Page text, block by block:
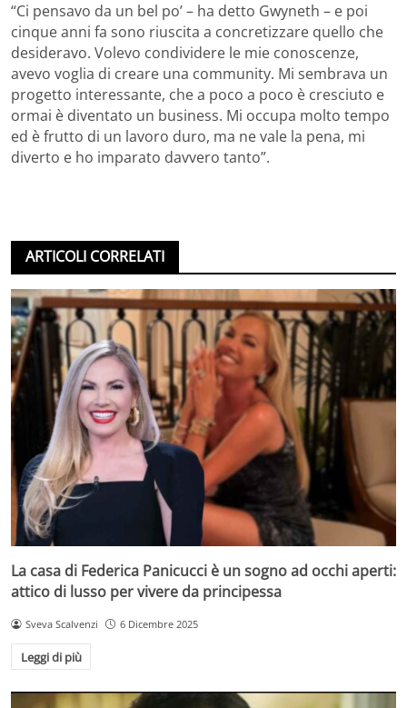
“Ci pensavo da un bel po’ – ha detto Gwyneth – e poi
cinque anni fa sono riuscita a concretizzare quello che
desideravo. Volevo condividere le mie conoscenze,
avevo voglia di creare una community. Mi sembrava un
progetto interessante, che a poco a poco è cresciuto e
ormai è diventato un business. Mi occupa molto tempo
ed è frutto di un lavoro duro, ma ne vale la pena, mi
diverto e ho imparato davvero tanto”.
ARTICOLI CORRELATI
La casa di Federica Panicucci è un sogno ad occhi aperti:
attico di lusso per vivere da principessa
Sveva Scalvenzi 6 Dicembre 2025
Leggi di più